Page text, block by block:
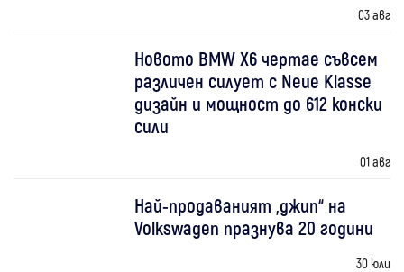
03 авг
Новото BMW X6 чертае съвсем
различен силует с Neue Klasse
дизайн и мощност до 612 конски
сили
01 авг
Най-продаваният „джип“ на
Volkswagen празнува 20 години
30 юли